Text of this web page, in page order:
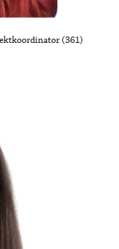
(361)